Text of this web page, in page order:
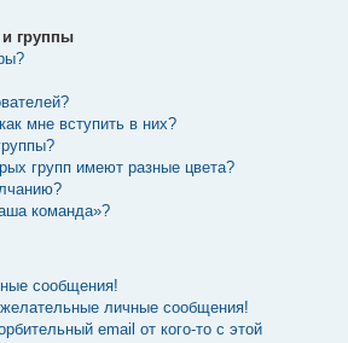
и группы
мне вступить в них?
групп имеют разные цвета?
команда»?
сообщения!
личные сообщения!
email от кого-то с этой